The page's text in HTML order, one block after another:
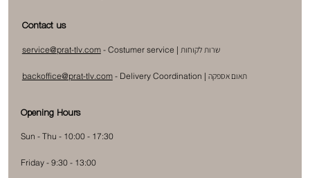
Contact us
service@prat-tlv.com- Costumer service | שרות לקוחות
backoffice@prat-tlv.com- Delivery Coordination | תאום אספקה
Opening Hours
Sun - Thu - 10:00 - 17:30
Friday - 9:30 - 13:00